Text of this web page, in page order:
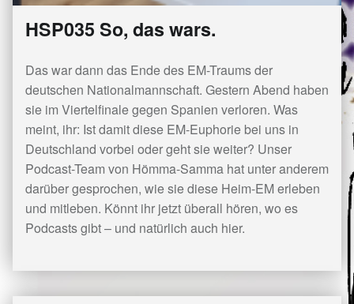
HSP035 So, das wars.
Das war dann das Ende des EM-Traums der
deutschen Nationalmannschaft. Gestern Abend haben
sie im Viertelfinale gegen Spanien verloren. Was
meint, ihr: Ist damit diese EM-Euphorie bei uns in
Deutschland vorbei oder geht sie weiter? Unser
Podcast-Team von Hömma-Samma hat unter anderem
darüber gesprochen, wie sie diese Heim-EM erleben
und mitleben. Könnt ihr jetzt überall hören, wo es
Podcasts gibt – und natürlich auch hier.